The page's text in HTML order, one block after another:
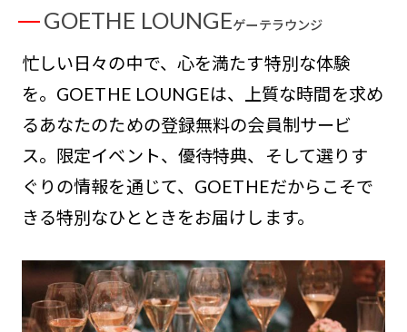
GOETHE LOUNGEゲーテラウンジ
忙しい日々の中で、心を満たす特別な体験
を。GOETHE LOUNGEは、上質な時間を求め
るあなたのための登録無料の会員制サービ
ス。限定イベント、優待特典、そして選りす
ぐりの情報を通じて、GOETHEだからこそで
きる特別なひとときをお届けします。